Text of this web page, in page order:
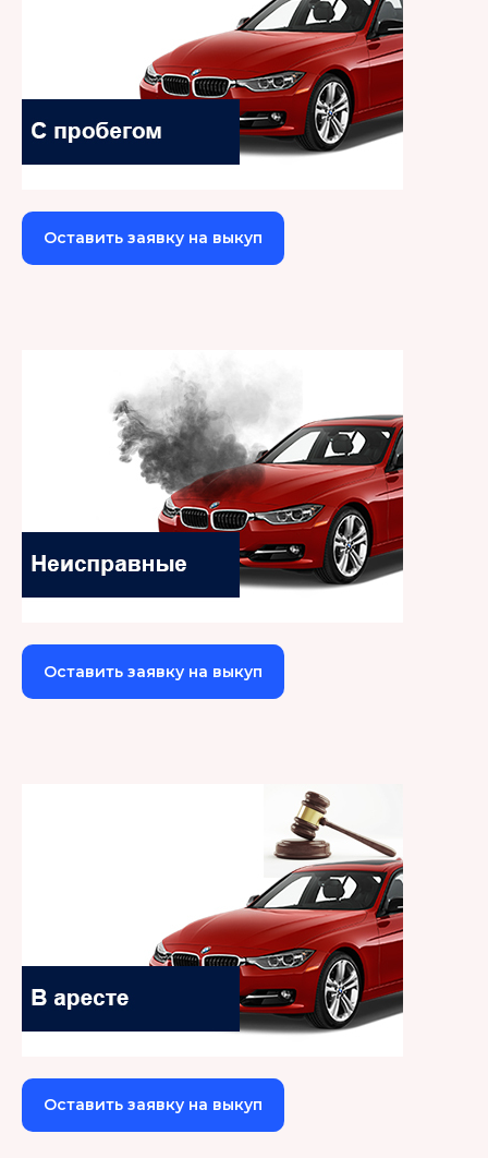
Оставить заявку на выкуп
Оставить заявку на выкуп
Оставить заявку на выкуп